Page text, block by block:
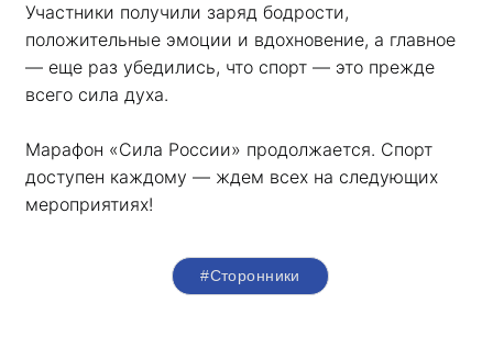
Участники получили заряд бодрости,
положительные эмоции и вдохновение, а главное
— еще раз убедились, что спорт — это прежде
всего сила духа.
Марафон «Сила России» продолжается. Спорт
доступен каждому — ждем всех на следующих
мероприятиях!
#Сторонники